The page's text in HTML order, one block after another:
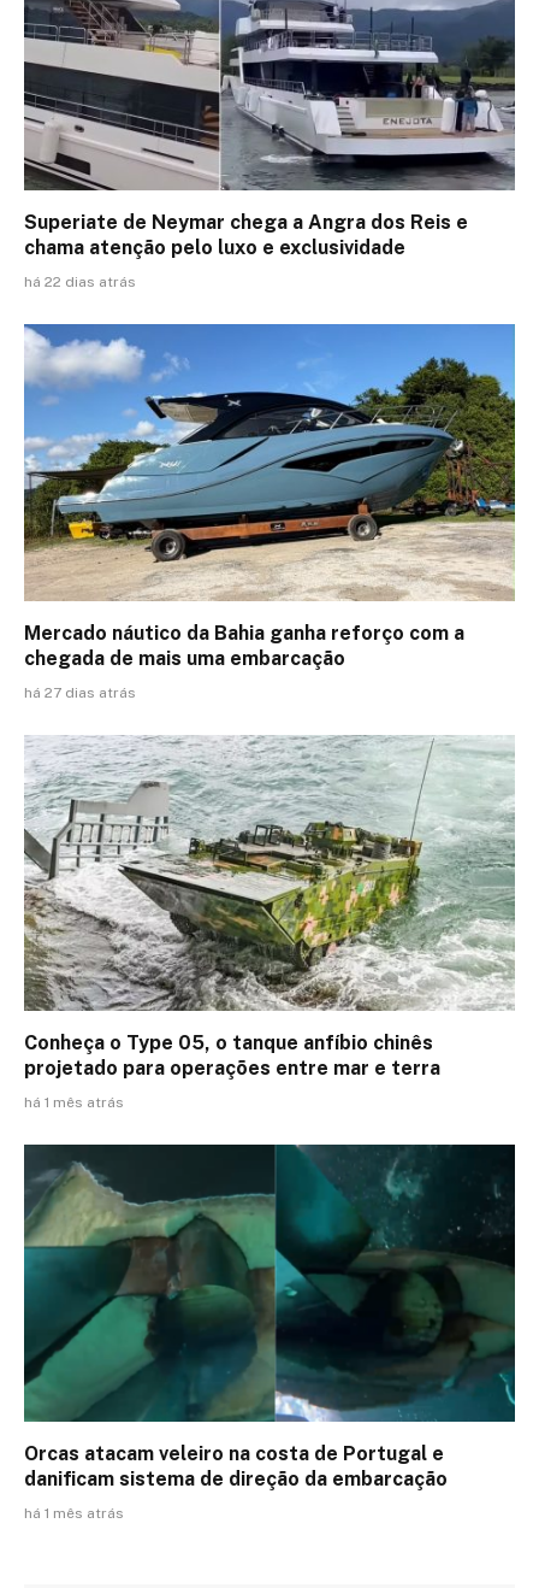
Superiate de Neymar chega a Angra dos Reis e
chama atenção pelo luxo e exclusividade
há 22 dias atrás
Mercado náutico da Bahia ganha reforço com a
chegada de mais uma embarcação
há 27 dias atrás
Conheça o Type 05, o tanque anfíbio chinês
projetado para operações entre mar e terra
há 1 mês atrás
Orcas atacam veleiro na costa de Portugal e
danificam sistema de direção da embarcação
há 1 mês atrás